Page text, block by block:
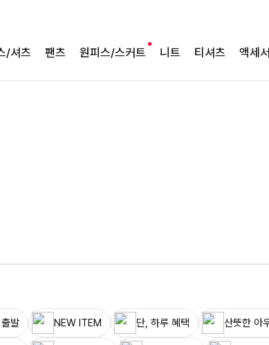
/셔츠 팬츠 원피스/스커트 니트 티셔츠 액세
완성할
원피스
발 NEW ITEM 단, 하루 혜택 산뜻한 아